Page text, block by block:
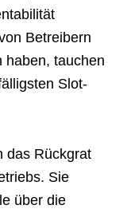
Betreibern
haben, tauchen
Slot-
das Rückgrat
Sie
über die